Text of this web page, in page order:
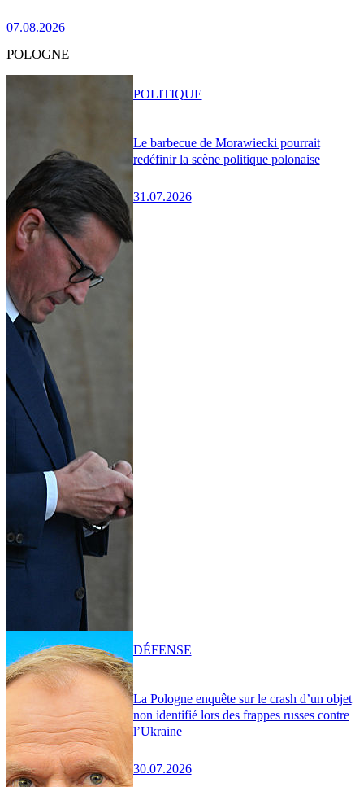
07.08.2026
POLOGNE
Le barbecue de Morawiecki pourrait
redéfinir la scène politique polonaise
31.07.2026
POLITIQUE
La Pologne enquête sur le crash d’un objet
non identifié lors des frappes russes contre
l’Ukraine
30.07.2026
DÉFENSE